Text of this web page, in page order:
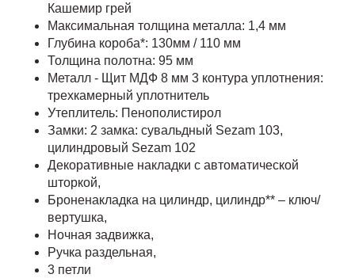
Кашемир грей
Максимальная толщина металла: 1,4 мм
Глубина короба*: 130мм / 110 мм
Толщина полотна: 95 мм
Металл - Щит МДФ 8 мм 3 контура уплотнения:
трехкамерный уплотнитель
Утеплитель: Пенополистирол
Замки: 2 замка: сувальдный Sezam 103,
цилиндровый Sezam 102
Декоративные накладки с автоматической
шторкой,
Броненакладка на цилиндр, цилиндр** – ключ/
вертушка,
Ночная задвижка,
Ручка раздельная,
3 петли